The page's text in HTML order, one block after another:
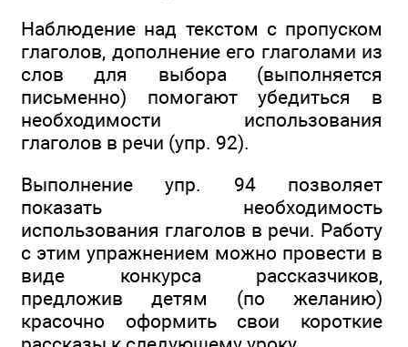
Наблюдение над текстом с пропуском
глаголов, дополнение его глаголами из
слов для выбора (выполняется
письменно) помогают убедиться в
необходимости использования
глаголов в речи (упр. 92).
Выполнение упр. 94 позволяет
показать необходимость
использования глаголов в речи. Работу
с этим упражнением можно провести в
виде конкурса рассказчиков,
предложив детям (по желанию)
красочно оформить свои короткие